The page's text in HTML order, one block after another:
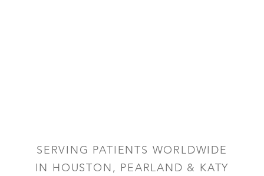
SERVING PATIENTS WORLDWIDE
IN HOUSTON, PEARLAND & KATY